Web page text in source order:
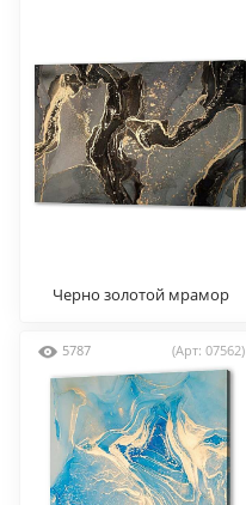
Черно золотой мрамор
5787 (Арт: 07562)